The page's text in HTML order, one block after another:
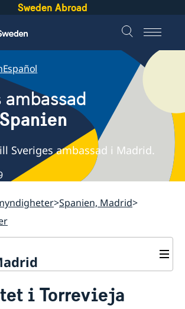
Sweden Abroad
Español
Sveriges ambassad i Madrid.
Spanien, Madrid
i Torrevieja